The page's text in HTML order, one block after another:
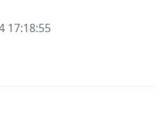
17:18:55